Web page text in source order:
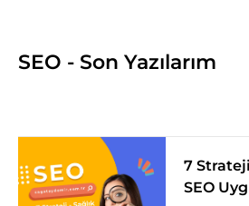
SEO - Son Yazılarım
7
SEO